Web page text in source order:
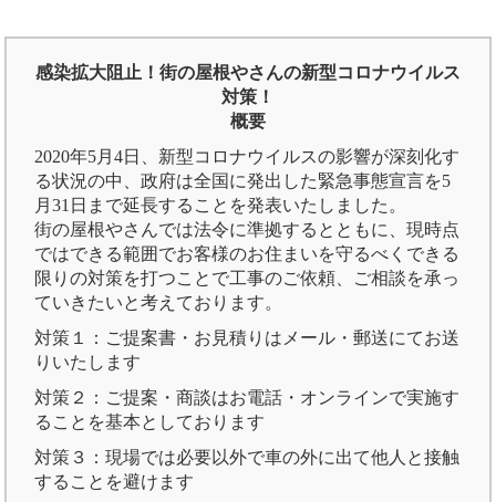
感染拡大阻止！街の屋根やさんの新型コロナウイルス
対策！
概要
2020年5月4日、新型コロナウイルスの影響が深刻化す
る状況の中、政府は全国に発出した緊急事態宣言を5
月31日まで延長することを発表いたしました。
街の屋根やさんでは法令に準拠するとともに、現時点
ではできる範囲でお客様のお住まいを守るべくできる
限りの対策を打つことで工事のご依頼、ご相談を承っ
ていきたいと考えております。
対策１：ご提案書・お見積りはメール・郵送にてお送
りいたします
対策２：ご提案・商談はお電話・オンラインで実施す
ることを基本としております
対策３：現場では必要以外で車の外に出て他人と接触
することを避けます